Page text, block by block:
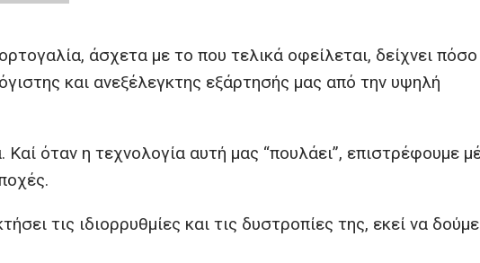
άσχετα με το που τελικά οφείλεται, δείχνει πόσο
και ανεξέλεγκτης εξάρτησής μας από την υψηλή
Καί όταν η τεχνολογία αυτή μας “πουλάει”, επιστρέφουμε
τις ιδιορρυθμίες και τις δυστροπίες της, εκεί να δούμε